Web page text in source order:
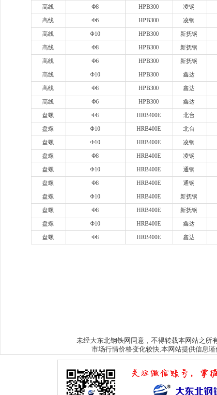
高线
Ф8 HPB300
凌钢
高线
Ф6 HPB300
凌钢
高线
Φ10 HPB300
新抚钢
高线
Ф8 HPB300
新抚钢
高线
Ф6 HPB300
新抚钢
高线
Ф10 HPB300
鑫达
高线
Ф8 HPB300
鑫达
高线
Ф6 HPB300
鑫达
盘螺
Φ8 HRB400E
北台
盘螺
Φ10 HRB400E
北台
盘螺
Ф10 HRB400E
凌钢
盘螺
Ф8 HRB400E
凌钢
盘螺
Φ10 HRB400E
通钢
盘螺
Ф8 HRB400E
通钢
盘螺
Φ10 HRB400E
新抚钢
盘螺
Ф8 HRB400E
新抚钢
盘螺
Ф10 HRB400E
鑫达
盘螺
Ф8 HRB400E 鑫达
未经大东北钢铁网 同意，不得转载本网站之所
市场行情价格变化较快,本网站提供信息